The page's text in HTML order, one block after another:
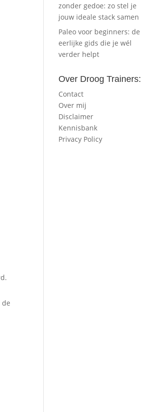
de
zonder gedoe: zo stel je
jouw ideale stack samen
Paleo voor beginners: de
eerlijke gids die je wél
verder helpt
Over Droog Trainers:
Contact
Over mij
Disclaimer
Kennisbank
Privacy Policy